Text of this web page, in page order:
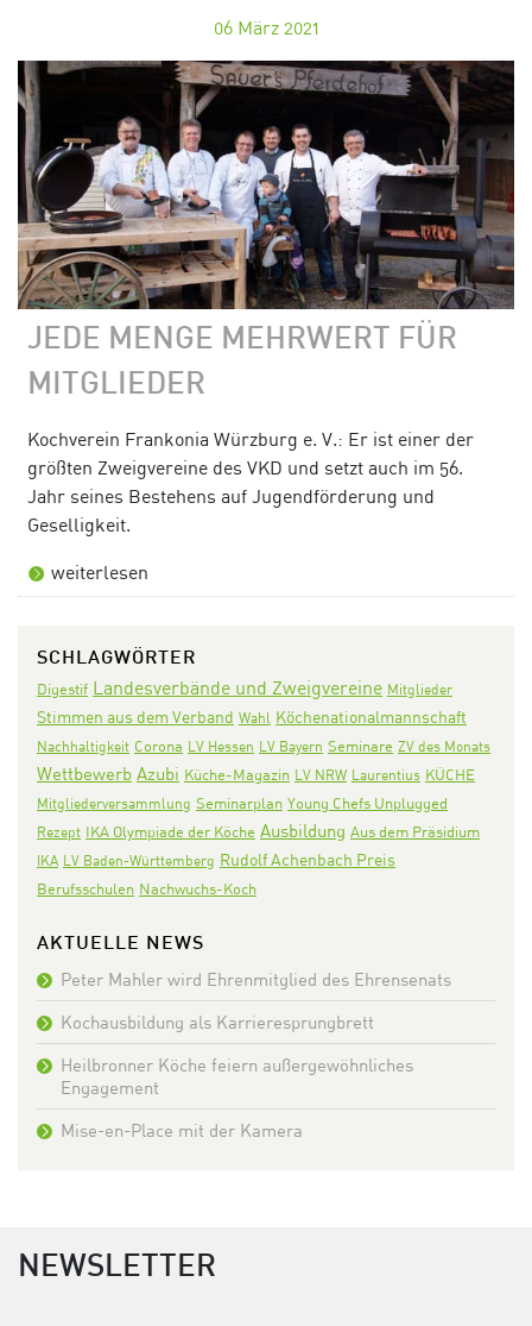
06 März 2021
JEDE MENGE MEHRWERT FÜR
MITGLIEDER
Kochverein Frankonia Würzburg e. V.: Er ist einer der
größten Zweigvereine des VKD und setzt auch im 56.
Jahr seines Bestehens auf Jugendförderung und
Geselligkeit.
weiterlesen
SCHLAGWÖRTER
Digestif Landesverbände und Zweigvereine Mitglieder
Stimmen aus dem Verband Wahl Köchenationalmannschaft
Nachhaltigkeit Corona LV Hessen LV Bayern Seminare ZV des Monats
Wettbewerb Azubi Küche-Magazin LV NRW Laurentius KÜCHE
Mitgliederversammlung Seminarplan Young Chefs Unplugged
Rezept IKA Olympiade der Köche Ausbildung Aus dem Präsidium
IKA LV Baden-Württemberg Rudolf Achenbach Preis
Berufsschulen Nachwuchs-Koch
AKTUELLE NEWS
Peter Mahler wird Ehrenmitglied des Ehrensenats
Kochausbildung als Karrieresprungbrett
Heilbronner Köche feiern außergewöhnliches
Engagement
Mise-en-Place mit der Kamera
NEWSLETTER